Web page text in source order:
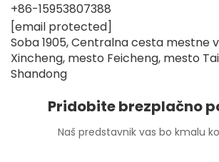
+86-15953807388
[email protected]
Soba 1905, Centralna cesta mestne
Xincheng, mesto Feicheng, mesto
Shandong
Pridobite brezplačno
Naš predstavnik vas bo kmalu